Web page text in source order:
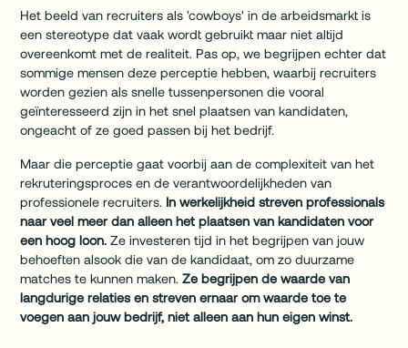
Het beeld van recruiters als 'cowboys' in de arbeidsmarkt is
een stereotype dat vaak wordt gebruikt maar niet altijd
overeenkomt met de realiteit. Pas op, we begrijpen echter dat
sommige mensen deze perceptie hebben, waarbij recruiters
worden gezien als snelle tussenpersonen die vooral
geïnteresseerd zijn in het snel plaatsen van kandidaten,
ongeacht of ze goed passen bij het bedrijf.
Maar die perceptie gaat voorbij aan de complexiteit van het
rekruteringsproces en de verantwoordelijkheden van
professionele recruiters. In werkelijkheid streven professionals
naar veel meer dan alleen het plaatsen van kandidaten voor
een hoog loon. Ze investeren tijd in het begrijpen van jouw
behoeften alsook die van de kandidaat, om zo duurzame
matches te kunnen maken.Ze begrijpen de waarde van
langdurige relaties en streven ernaar om waarde toe te
voegen aan jouw bedrijf, niet alleen aan hun eigen winst.